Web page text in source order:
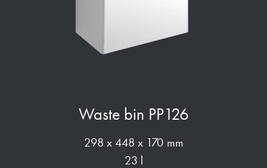
Waste bin PP126
298 x 448 x 170 mm
23 l